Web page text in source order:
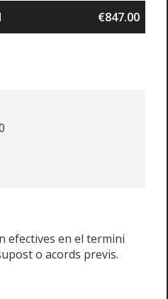
€847.00
efectives en el termini
o acords previs.